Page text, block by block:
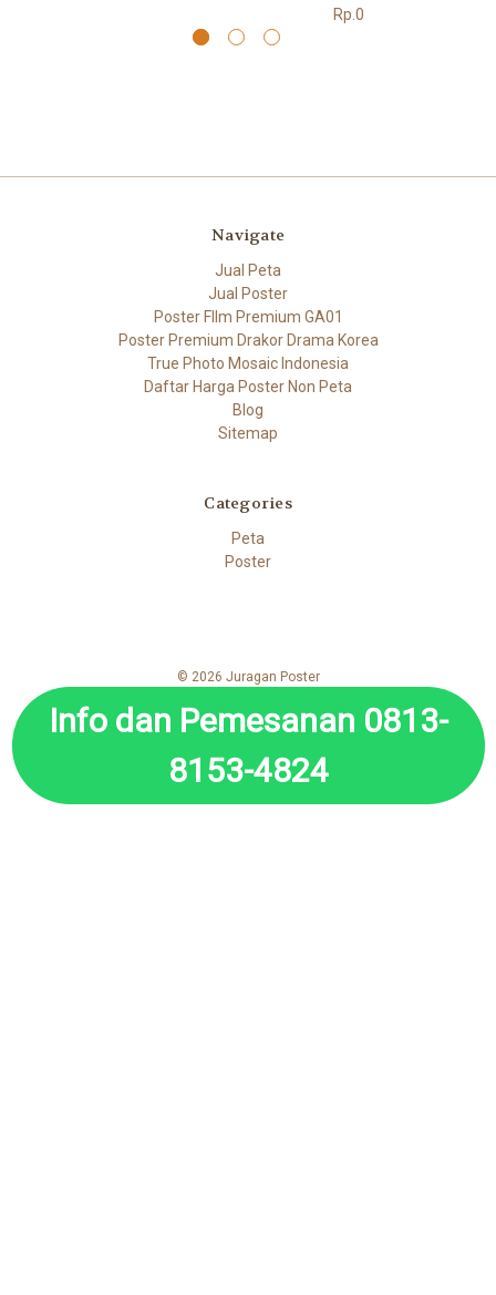
Rp.0
Navigate
Jual Peta
Jual Poster
Poster FIlm Premium GA01
Poster Premium Drakor Drama Korea
True Photo Mosaic Indonesia
Daftar Harga Poster Non Peta
Blog
Sitemap
Categories
Peta
Poster
© 2026 Juragan Poster
Info dan Pemesanan 0813-
8153-4824